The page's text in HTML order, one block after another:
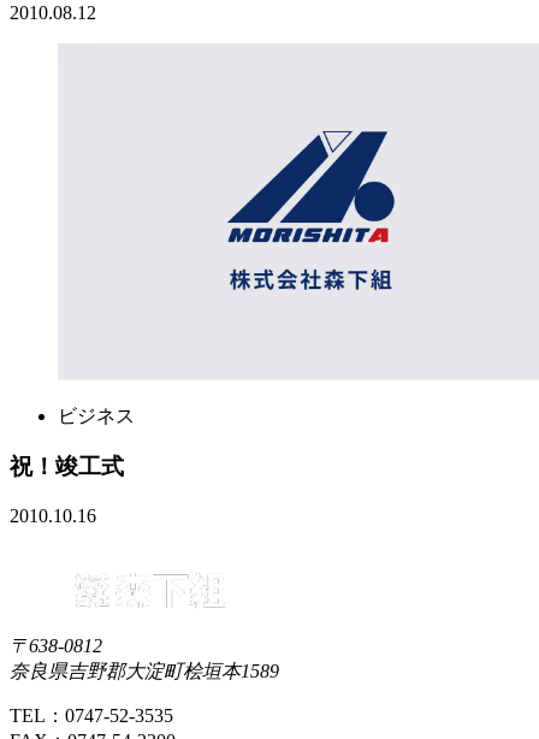
2010.08.12
ビジネス
祝！竣工式
2010.10.16
〒638-0812
奈良県吉野郡大淀町桧垣本1589
TEL：0747-52-3535